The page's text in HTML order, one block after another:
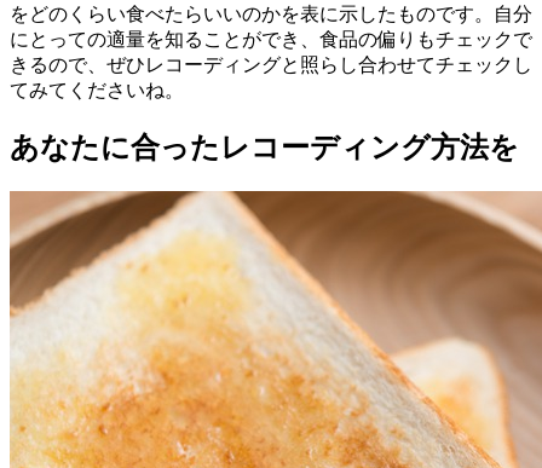
をどのくらい食べたらいいのかを表に示したものです。自分
にとっての適量を知ることができ、食品の偏りもチェックで
きるので、ぜひレコーディングと照らし合わせてチェックし
てみてくださいね。
あなたに合ったレコーディング方法を